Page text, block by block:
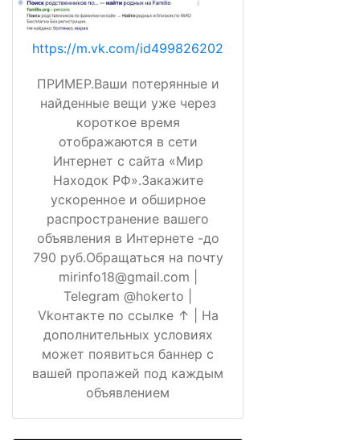
https://m.vk.com/id499826202
ПРИМЕР.Ваши потерянные и
найденные вещи уже через
короткое время
отображаются в сети
Интернет с сайта «Мир
Находок РФ».Закажите
ускоренное и обширное
распространение вашего
объявления в Интернете -до
790 руб.Обращаться на почту
mirinfo18@gmail.com |
Telegram @hokerto |
Vkонтакте по ссылке ↑ | На
дополнительных условиях
может появиться баннер с
вашей пропажей под каждым
объявлением